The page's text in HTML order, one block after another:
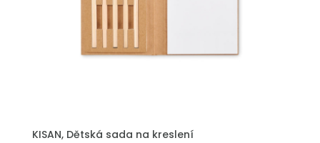
KISAN, Dětská sada na kreslení